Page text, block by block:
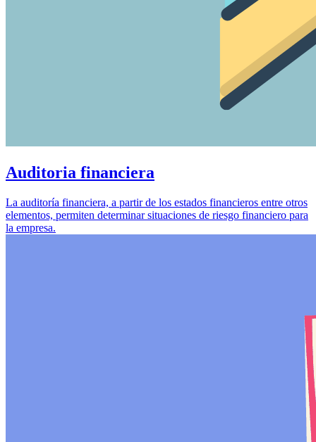
Auditoria financiera
La auditoría financiera, a partir de los estados financieros entre otros
elementos, permiten determinar situaciones de riesgo financiero para
la empresa.